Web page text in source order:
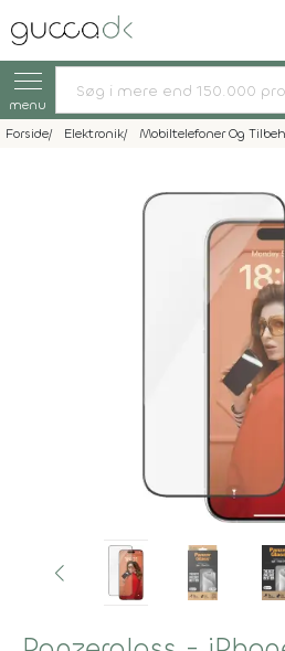
menu
Forside Elektronik Mobiltelefoner Og